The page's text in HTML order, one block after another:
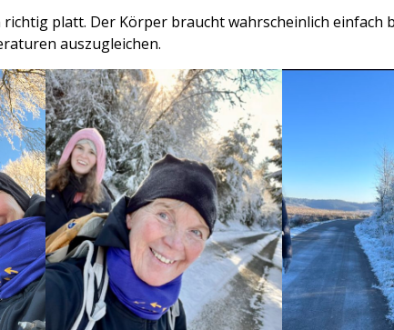
platt. Der Körper braucht wahrscheinlich einfach
auszugleichen.